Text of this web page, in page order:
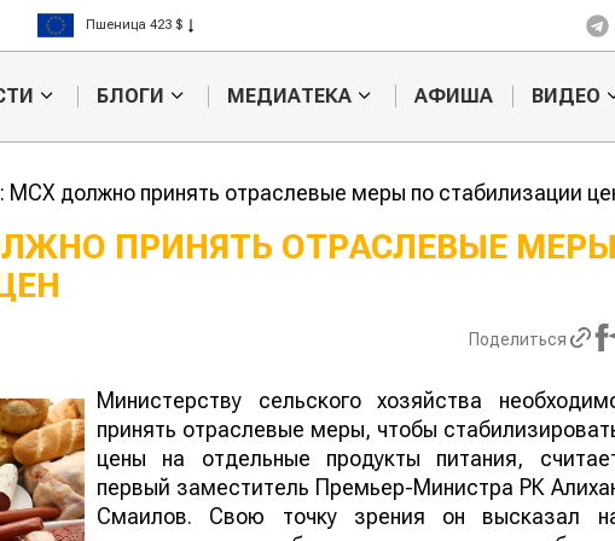
Пшеница 423 $
Ячмень 330 $
Рис 408 $
БЛОГИ МЕДИАТЕКА АФИША ВИДЕО
должно принять отраслевые меры по стабилизации
ПРИНЯТЬ ОТРАСЛЕВЫЕ МЕРЫ
Поделиться
Министерству сельского хозяйства
принять отраслевые меры, чтобы
цены на отдельные продукты питания,
первый заместитель Премьер-Министра РК
Смаилов. Свою точку зрения он высказал
используют